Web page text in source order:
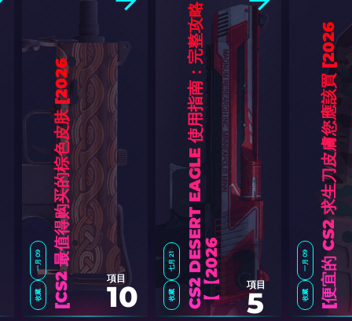
一月 09
收藏
便
宜
的
C
S
2
求
生
刀
皮
膚
您
應
該
買
[
2
0
2
6
]
七月 21
收藏 C
S
2
D
ES
E
R
T
E
A
G
L
E
使
用
指
南
：
完
整
攻
略
【
2
0
26
】 項目
5
一月 09
收藏
C
S
2
最
值
得
购
买
的
棕
色
皮
肤
[
2
0
2
6
] 項目
10